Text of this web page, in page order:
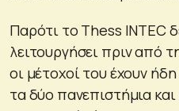
Παρότι το Thess INTEC
λειτουργήσει πριν από
οι μέτοχοί του έχουν
τα δύο πανεπιστήμια